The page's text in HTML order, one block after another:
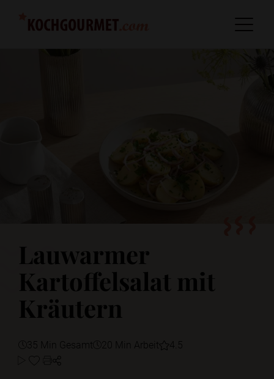
Lauwarmer
Kartoffelsalat mit
Kräutern
35 Min Gesamt 20 Min Arbeit 4.5